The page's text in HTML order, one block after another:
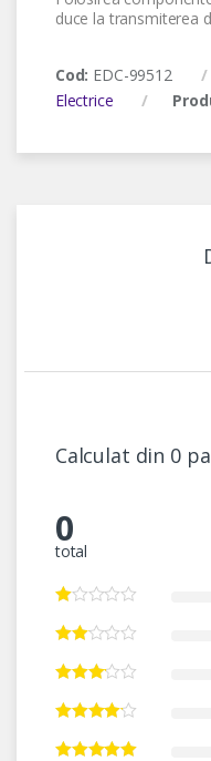
duce la transmiterea
Cod: EDC-99512
Electrice
Calculat din 0
0
total